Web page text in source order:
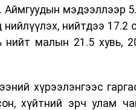
мэдээллээр
нийтдээ 17.2
нийт малын 21.5 хувь,
хүрээлэнгээс
хүйтний эрч улам